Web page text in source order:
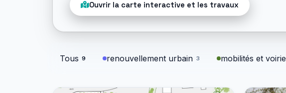
Ouvrir la carte interactive et les travaux
Tous 9 renouvellement urbain 3 mobilités et voirie